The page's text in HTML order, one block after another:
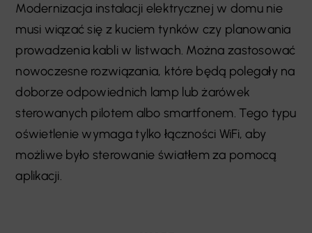
Modernizacja instalacji elektrycznej w domu nie
musi wiązać się z kuciem tynków czy planowania
prowadzenia kabli w listwach. Można zastosować
nowoczesne rozwiązania, które będą polegały na
doborze odpowiednich lamp lub żarówek
sterowanych pilotem albo smartfonem. Tego typu
oświetlenie wymaga tylko łączności WiFi, aby
możliwe było sterowanie światłem za pomocą
aplikacji.